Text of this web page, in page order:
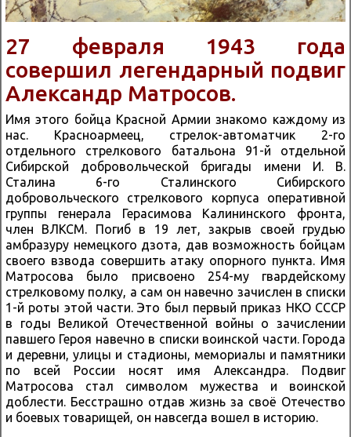
27 февраля 1943 года
совершил легендарный подвиг
Александр Матросов.
Имя этого бойца Красной Армии знакомо каждому из
нас. Красноармеец, стрелок-автоматчик 2-го
отдельного стрелкового батальона 91-й отдельной
Сибирской добровольческой бригады имени И. В.
Сталина 6-го Сталинского Сибирского
добровольческого стрелкового корпуса оперативной
группы генерала Герасимова Калининского фронта,
член ВЛКСМ. Погиб в 19 лет, закрыв своей грудью
амбразуру немецкого дзота, дав возможность бойцам
своего взвода совершить атаку опорного пункта. Имя
Матросова было присвоено 254-му гвардейскому
стрелковому полку, а сам он навечно зачислен в списки
1-й роты этой части. Это был первый приказ НКО СССР
в годы Великой Отечественной войны о зачислении
павшего Героя навечно в списки воинской части. Города
и деревни, улицы и стадионы, мемориалы и памятники
по всей России носят имя Александра. Подвиг
Матросова стал символом мужества и воинской
доблести. Бесстрашно отдав жизнь за своё Отечество
и боевых товарищей, он навсегда вошел в историю.